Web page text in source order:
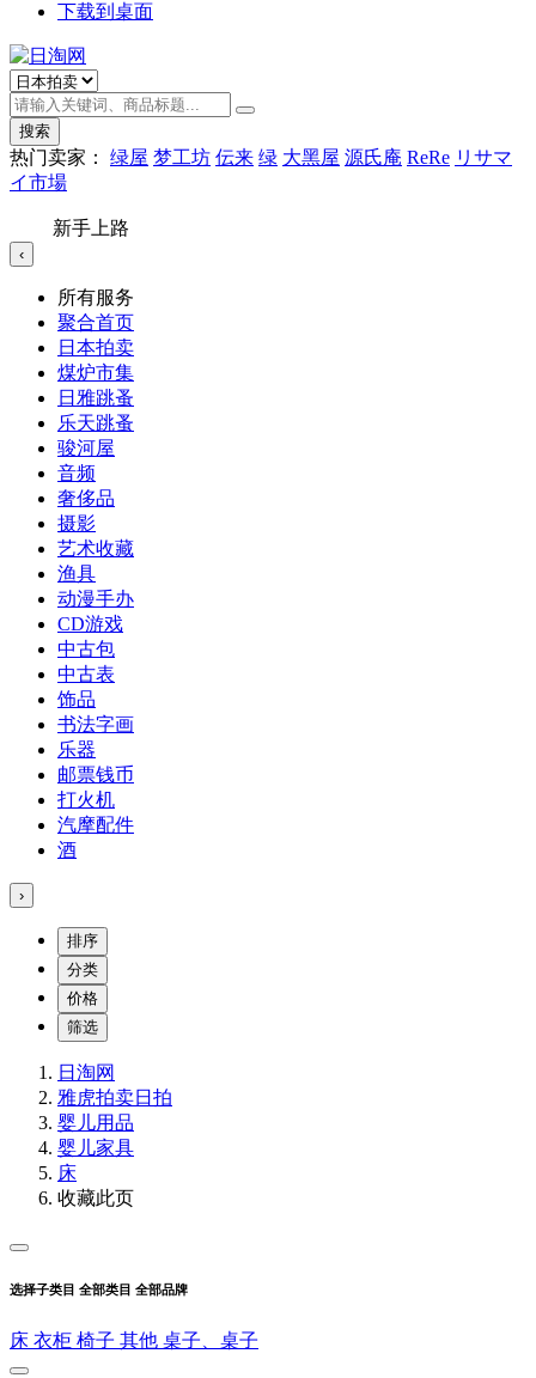
下载到桌面
搜索
热门卖家： 绿屋 梦工坊 伝来 绿 大黑屋 源氏庵 ReRe リサマ
イ市場
新手上路
‹
所有服务
聚合首页
日本拍卖
煤炉市集
日雅跳蚤
乐天跳蚤
骏河屋
音频
奢侈品
摄影
艺术收藏
渔具
动漫手办
CD游戏
中古包
中古表
饰品
书法字画
乐器
邮票钱币
打火机
汽摩配件
酒
›
排序
分类
价格
筛选
日淘网
雅虎拍卖日拍
婴儿用品
婴儿家具
床
收藏此页
选择子类目 全部类目 全部品牌
床 衣柜 椅子 其他 桌子、桌子